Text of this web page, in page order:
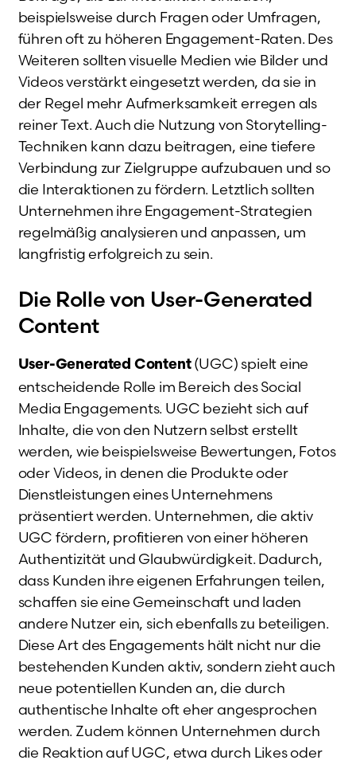
beispielsweise durch Fragen oder Umfragen,
führen oft zu höheren Engagement-Raten. Des
Weiteren sollten visuelle Medien wie Bilder und
Videos verstärkt eingesetzt werden, da sie in
der Regel mehr Aufmerksamkeit erregen als
reiner Text. Auch die Nutzung von Storytelling-
Techniken kann dazu beitragen, eine tiefere
Verbindung zur Zielgruppe aufzubauen und so
die Interaktionen zu fördern. Letztlich sollten
Unternehmen ihre Engagement-Strategien
regelmäßig analysieren und anpassen, um
langfristig erfolgreich zu sein.
Die Rolle von User-Generated
Content
User-Generated Content(UGC) spielt eine
entscheidende Rolle im Bereich des Social
Media Engagements. UGC bezieht sich auf
Inhalte, die von den Nutzern selbst erstellt
werden, wie beispielsweise Bewertungen, Fotos
oder Videos, in denen die Produkte oder
Dienstleistungen eines Unternehmens
präsentiert werden. Unternehmen, die aktiv
UGC fördern, profitieren von einer höheren
Authentizität und Glaubwürdigkeit. Dadurch,
dass Kunden ihre eigenen Erfahrungen teilen,
schaffen sie eine Gemeinschaft und laden
andere Nutzer ein, sich ebenfalls zu beteiligen.
Diese Art des Engagements hält nicht nur die
bestehenden Kunden aktiv, sondern zieht auch
neue potentiellen Kunden an, die durch
authentische Inhalte oft eher angesprochen
werden. Zudem können Unternehmen durch
die Reaktion auf UGC, etwa durch Likes oder